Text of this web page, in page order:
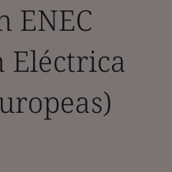
ENEC
Eléctrica